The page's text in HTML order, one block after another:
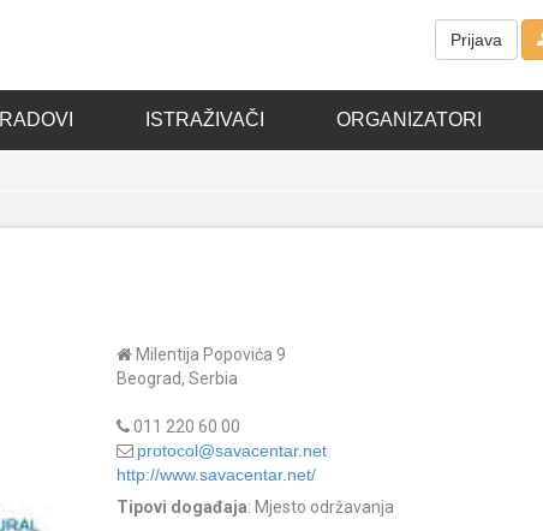
Prijava
RADOVI ISTRAŽIVAČI ORGANIZATORI
Milentija Popovića 9
Beograd, Serbia
011 220 60 00
protocol@savacentar.net
http://www.savacentar.net/
Tipovi događaja: Mjesto održavanja